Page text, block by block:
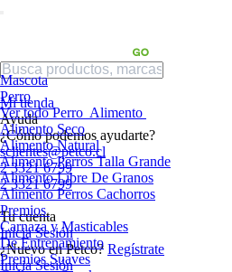
Mi tienda
Ayuda
¿Cómo podemos ayudarte?
sclientes@petco.cl
2 3321 6799
2 3321 6799
Tu cuenta
Inicia Sesión
¿Nuevo en Petco? Regístrate
Inicia Sesión
Mascota
Perro
Ver todo Perro Alimento
Alimento Seco
Alimento Natural
Alimento Perros Talla Grande
Alimento Libre De Granos
Alimento Perros Cachorros
Premios
Carnaza y Masticables
De Entrenamiento
Premios Suaves